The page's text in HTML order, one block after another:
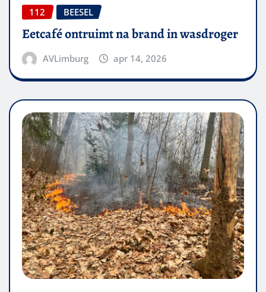
112 BEESEL
Eetcafé ontruimt na brand in wasdroger
AVLimburg apr 14, 2026